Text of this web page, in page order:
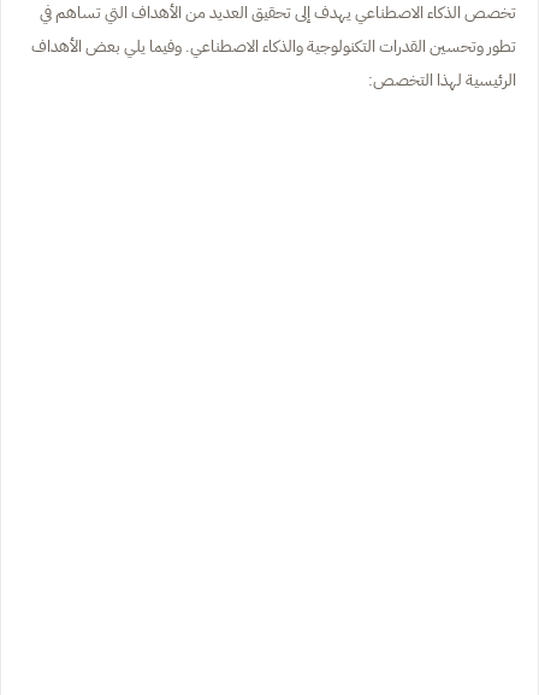
تخصص الذكاء الاصطناعي يهدف إلى تحقيق العديد من الأهداف التي تساهم في
تطور وتحسين القدرات التكنولوجية والذكاء الاصطناعي. وفيما يلي بعض الأهداف
الرئيسية لهذا التخصص: